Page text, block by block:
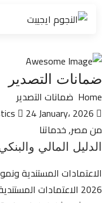
ضمانات التصدير
Home ضمانات التصدير
24 January، 2026
من مصر,خدماتنا
الدليل المالي